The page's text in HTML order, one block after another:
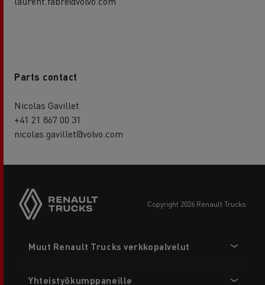
Parts contact
Nicolas Gavillet
+41 21 867 00 31
nicolas.gavillet@volvo.com
copyright 2026 Renault Trucks
menu
Muut Renault Trucks verkkopalvelut
Yhteistyökumppaneille